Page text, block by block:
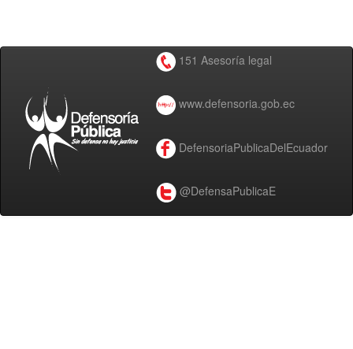
151 Asesoría legal
www.defensoria.gob.ec
DefensoriaPublicaDelEcuador
@DefensaPublicaE